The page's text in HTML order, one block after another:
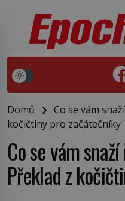
Domů
Co se vám
kočičtiny pro začátečníky
Co se vám
Překlad z